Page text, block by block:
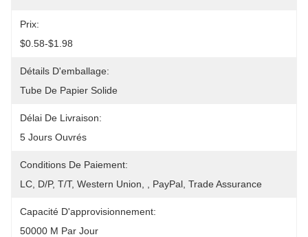
Prix:
$0.58-$1.98
Détails D'emballage:
Tube De Papier Solide
Délai De Livraison:
5 Jours Ouvrés
Conditions De Paiement:
LC, D/P, T/T, Western Union, , PayPal, Trade Assurance
Capacité D'approvisionnement:
50000 M Par Jour